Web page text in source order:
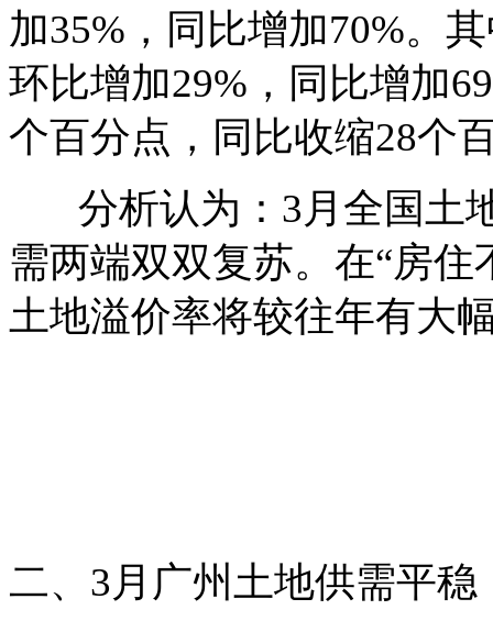
加35%，同比增加70%。
环比增加29%，同比增加
个百分点，同比收缩28个
分析认为：3月全国土
需两端双双复苏。在“房
土地溢价率将较往年有大
二、3月广州土地供需平稳